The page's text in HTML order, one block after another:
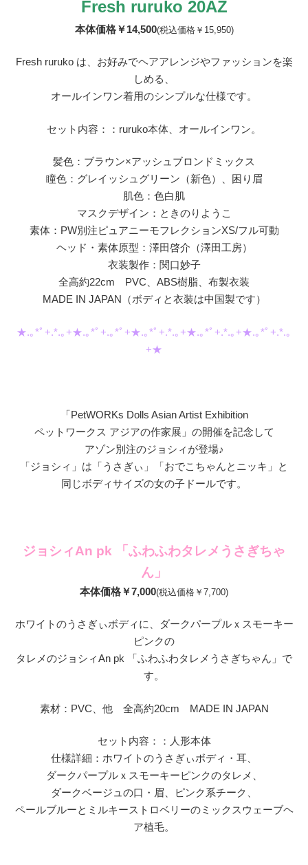
Fresh ruruko 20AZ
本体価格￥14,500(税込価格￥15,950)
Fresh ruruko は、お好みでヘアアレンジやファッションを楽
しめる、
オールインワン着用のシンプルな仕様です。
セット内容：：ruruko本体、オールインワン。
髪色：ブラウン×アッシュブロンドミックス
瞳色：グレイッシュグリーン（新色）、困り眉
肌色：色白肌
マスクデザイン：ときのりようこ
素体：PW別注ピュアニーモフレクションXS/フル可動
ヘッド・素体原型：澤田啓介（澤田工房）
衣装製作：関口妙子
全高約22cm PVC、ABS樹脂、布製衣装
MADE IN JAPAN（ボディと衣装は中国製です）
★.｡*ﾟ+.*.｡+★.｡*ﾟ+.｡*ﾟ+★.｡*ﾟ+.*.｡+★.｡*ﾟ+.*.｡+★.｡*ﾟ+.*.｡
+★
「PetWORKs Dolls Asian Artist Exhibition
ペットワークス アジアの作家展」の開催を記念して
アゾン別注のジョシィが登場♪
「ジョシィ」は「うさぎぃ」「おでこちゃんとニッキ」と
同じボディサイズの女の子ドールです。
ジョシィAn pk 「ふわふわタレメうさぎちゃ
ん」
本体価格￥7,000(税込価格￥7,700)
ホワイトのうさぎぃボディに、ダークパープルｘスモーキー
ピンクの
タレメのジョシィAn pk 「ふわふわタレメうさぎちゃん」で
す。
素材：PVC、他 全高約20cm MADE IN JAPAN
セット内容：：人形本体
仕様詳細：ホワイトのうさぎぃボディ・耳、
ダークパープルｘスモーキーピンクのタレメ、
ダークベージュの口・眉、ピンク系チーク、
ペールブルーとミルキーストロベリーのミックスウェーブヘ
ア植毛。